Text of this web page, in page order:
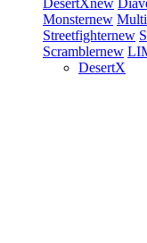
DesertXnew
Monsternew
Streetfighternew
Scramblernew
DesertX